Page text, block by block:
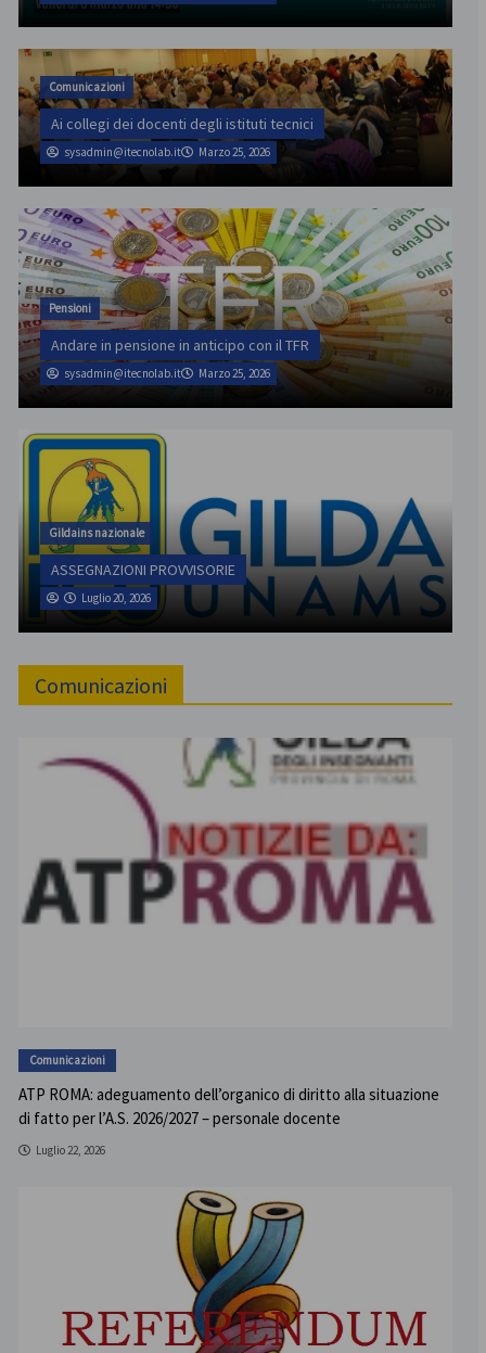
Comunicazioni
Ai collegi dei docenti degli istituti tecnici
sysadmin@itecnolab.it Marzo 25, 2026
Pensioni
Andare in pensione in anticipo con il TFR
sysadmin@itecnolab.it Marzo 25, 2026
Gildains nazionale
ASSEGNAZIONI PROVVISORIE
Luglio 20, 2026
Comunicazioni
Comunicazioni
ATP ROMA: adeguamento dell’organico di diritto alla situazione
di fatto per l’A.S. 2026/2027 – personale docente
Luglio 22, 2026